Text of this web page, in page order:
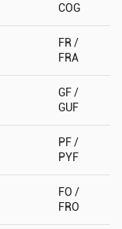
COG
FR /
FRA
GF /
GUF
PF /
PYF
FO /
FRO